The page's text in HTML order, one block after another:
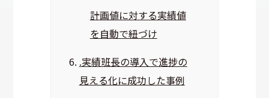
計画値に対する実績値
を自動で紐づけ
.実績班長の導入で進捗の
見える化に成功した事例